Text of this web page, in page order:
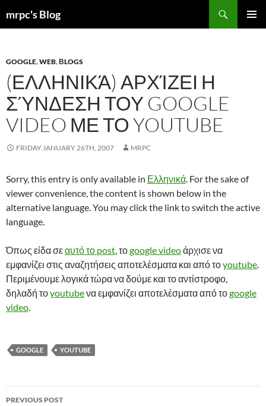
tomrpc's Blog
GOOGLE,WEB,ΒLOGS
(ΕΛΛΗΝΙΚΆ) ΑΡΧΊΖΕΙ Η
ΣΎΝΔΕΣΗ ΤΟΥ GOOGLE
VIDEO ΜΕ ΤΟ YOUTUBE
FRIDAY JANUARY 26TH, 2007 MRPC
Sorry, this entry is only available in Ελληνικά. For the sake of
viewer convenience, the content is shown below in the
alternative language. You may click the link to switch the active
language.
Όπως είδα σεαυτό το post, τοgoogle videoάρχισε να
εμφανίζει στις αναζητήσεις αποτελέσματα και από τοyoutube.
Περιμένουμε λογικά τώρα να δούμε και το αντίστροφο,
δηλαδή τοyoutubeνα εμφανίζει αποτελέσματα από τοgoogle
video.
GOOGLE YOUTUBE
Post
PREVIOUS POST